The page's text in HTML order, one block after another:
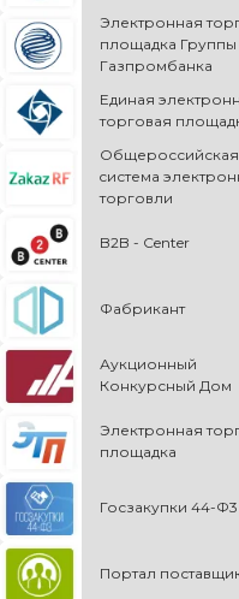
Электронная
площадка Группы
Газпромбанка
Единая
торговая
Общероссийская
cистема
торговли
B2B - Center
Фабрикант
Аукционный
Конкурсный Дом
Электронная
площадка
Госзакупки 44-Ф3
Портал